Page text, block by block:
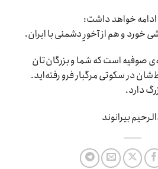
ادامه خواهد داشت:
خورد و هم از آخورِ دشمنی با ایران.
صوفیه است که شما و بزرگان‌تان
در سکوتی مرگبار فرو رفته‌اید.
دارد.
بیرانوند